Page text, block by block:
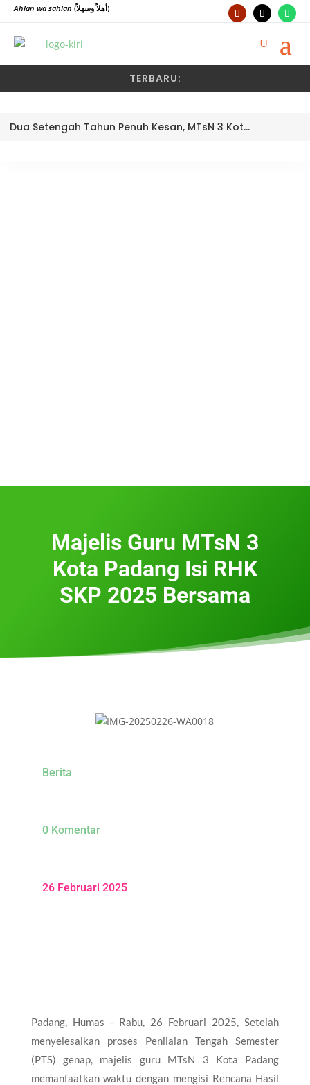
Ahlan wa sahlan (أهلاً وسهلاً)
TERBARU:
Dua Setengah Tahun Penuh Kesan, MTsN 3 Kota Padang Lepas Pengawas Pembina Dra. Nayusminar Nasrun
Majelis Guru MTsN 3
Kota Padang Isi RHK
SKP 2025 Bersama
Berita
0 Komentar
26 Februari 2025
Padang, Humas - Rabu, 26 Februari 2025, Setelah
menyelesaikan proses Penilaian Tengah Semester
(PTS) genap, majelis guru MTsN 3 Kota Padang
memanfaatkan waktu dengan mengisi Rencana Hasil